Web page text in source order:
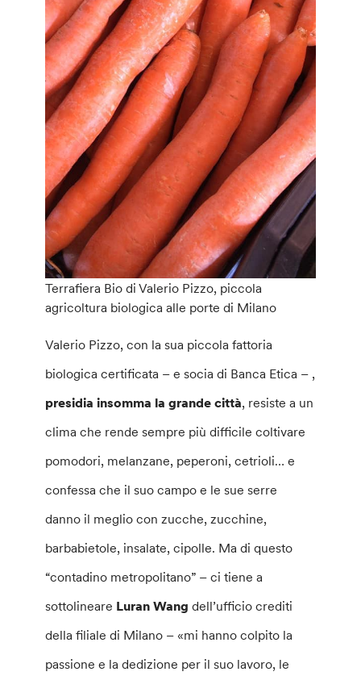
Terrafiera Bio di Valerio Pizzo, piccola
agricoltura biologica alle porte di Milano
Valerio Pizzo, con la sua piccola fattoria
biologica certificata – e socia di Banca Etica – ,
presidia insomma la grande città, resiste a un
clima che rende sempre più difficile coltivare
pomodori, melanzane, peperoni, cetrioli… e
confessa che il suo campo e le sue serre
danno il meglio con zucche, zucchine,
barbabietole, insalate, cipolle. Ma di questo
“contadino metropolitano” – ci tiene a
sottolineare Luran Wang dell’ufficio crediti
della filiale di Milano – «mi hanno colpito la
passione e la dedizione per il suo lavoro, le